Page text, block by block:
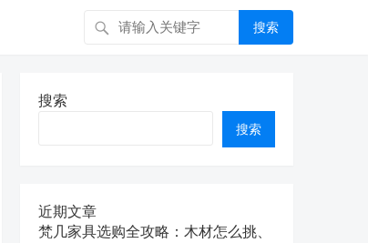
搜索
搜索
搜索
近期文章
梵几家具选购全攻略：木材怎么挑、